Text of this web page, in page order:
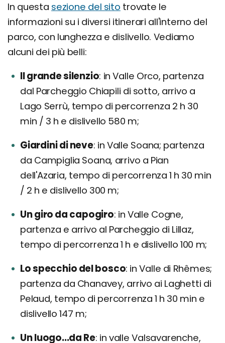
In questa sezione del sito trovate le
informazioni su i diversi itinerari all'interno del
parco, con lunghezza e dislivello. Vediamo
alcuni dei più belli:
Il grande silenzio in Valle Orco, partenza
dal Parcheggio Chiapili di sotto, arrivo a
Lago Serrù, tempo di percorrenza 2 h 30
min / 3 h e dislivello 580 m;
Giardini di neve in Valle Soana; partenza
da Campiglia Soana, arrivo a Pian
dell'Azaria, tempo di percorrenza 1 h 30 min
/ 2 h e dislivello 300 m;
Un giro da capogiro in Valle Cogne,
partenza e arrivo al Parcheggio di Lillaz,
tempo di percorrenza 1 h e dislivello 100 m;
Lo specchio del bosco in Valle di Rhêmes;
partenza da Chanavey, arrivo ai Laghetti di
Pelaud, tempo di percorrenza 1 h 30 min e
dislivello 147 m;
Un luogo...da Re in valle Valsavarenche,